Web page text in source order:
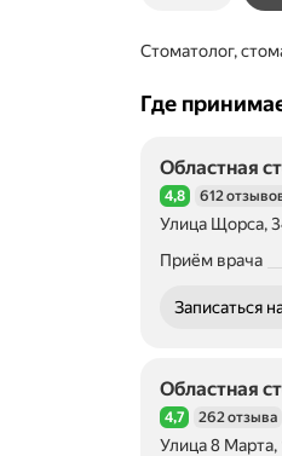
Стоматолог,
Где
Областная
Рейтинг 4,8 из 5
4,8 612
Улица Щорса,
Приём врача
Записаться
Областная
Рейтинг 4,7 из 5
4,7 262 отзыва
Улица 8 Марта,